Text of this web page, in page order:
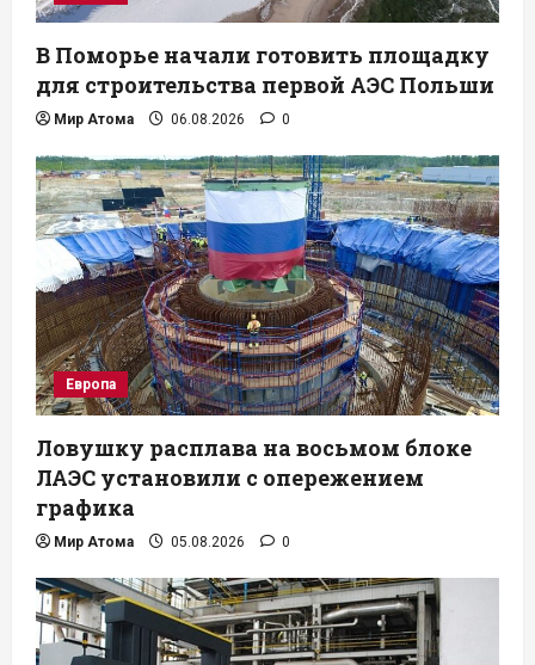
В Поморье начали готовить площадку
для строительства первой АЭС Польши
Мир Атома 06.08.2026 0
Европа
Ловушку расплава на восьмом блоке
ЛАЭС установили с опережением
графика
Мир Атома 05.08.2026 0